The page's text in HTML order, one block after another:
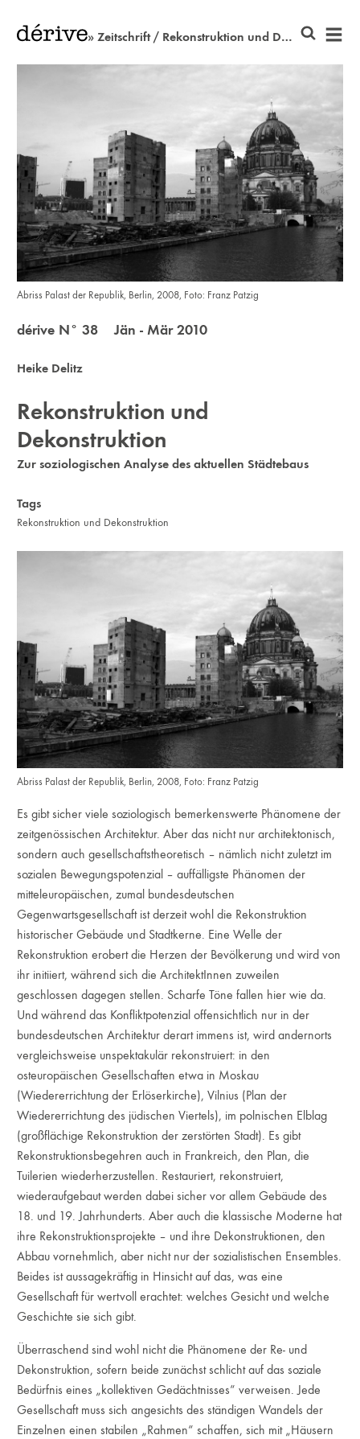
» Zeitschrift / Rekonstruktion und Dekonstruktion
Abriss Palast der Republik, Berlin, 2008, Foto: Franz Patzig
dérive N° 38 Jän - Mär 2010
Heike Delitz
Rekonstruktion und
Dekonstruktion
Zur soziologischen Analyse des aktuellen Städtebaus
Tags
Rekonstruktion und Dekonstruktion
Abriss Palast der Republik, Berlin, 2008, Foto: Franz Patzig
Es gibt sicher viele soziologisch bemerkenswerte Phänomene der
zeitgenössischen Architektur. Aber das nicht nur architektonisch,
sondern auch gesellschaftstheoretisch – nämlich nicht zuletzt im
sozialen Bewegungspotenzial – auffälligste Phänomen der
mitteleuropäischen, zumal bundesdeutschen
Gegenwartsgesellschaft ist derzeit wohl die Rekonstruktion
historischer Gebäude und Stadtkerne. Eine Welle der
Rekonstruktion erobert die Herzen der Bevölkerung und wird von
ihr initiiert, während sich die ArchitektInnen zuweilen
geschlossen dagegen stellen. Scharfe Töne fallen hier wie da.
Und während das Konfliktpotenzial offensichtlich nur in der
bundesdeutschen Architektur derart immens ist, wird andernorts
vergleichsweise unspektakulär rekonstruiert: in den
osteuropäischen Gesellschaften etwa in Moskau
(Wiedererrichtung der Erlöserkirche), Vilnius (Plan der
Wiedererrichtung des jüdischen Viertels), im polnischen Elblag
(großflächige Rekonstruktion der zerstörten Stadt). Es gibt
Rekonstruktionsbegehren auch in Frankreich, den Plan, die
Tuilerien wiederherzustellen. Restauriert, rekonstruiert,
wiederaufgebaut werden dabei sicher vor allem Gebäude des
18. und 19. Jahrhunderts. Aber auch die klassische Moderne hat
ihre Rekonstruktionsprojekte – und ihre Dekonstruktionen, den
Abbau vornehmlich, aber nicht nur der sozialistischen Ensembles.
Beides ist aussagekräftig in Hinsicht auf das, was eine
Gesellschaft für wertvoll erachtet: welches Gesicht und welche
Geschichte sie sich gibt.
Überraschend sind wohl nicht die Phänomene der Re- und
Dekonstruktion, sofern beide zunächst schlicht auf das soziale
Bedürfnis eines „kollektiven Gedächtnisses“ verweisen. Jede
Gesellschaft muss sich angesichts des ständigen Wandels der
Einzelnen einen stabilen „Rahmen“ schaffen, sich mit „Häusern